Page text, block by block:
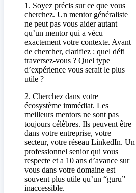
1. Soyez précis sur ce que vous
cherchez. Un mentor généraliste
ne peut pas vous aider autant
qu’un mentor qui a vécu
exactement votre contexte. Avant
de chercher, clarifiez : quel défi
traversez-vous ? Quel type
d’expérience vous serait le plus
utile ?
2. Cherchez dans votre
écosystème immédiat. Les
meilleurs mentors ne sont pas
toujours célèbres. Ils peuvent être
dans votre entreprise, votre
secteur, votre réseau LinkedIn. Un
professionnel senior qui vous
respecte et a 10 ans d’avance sur
vous dans votre domaine est
souvent plus utile qu’un “guru”
inaccessible.